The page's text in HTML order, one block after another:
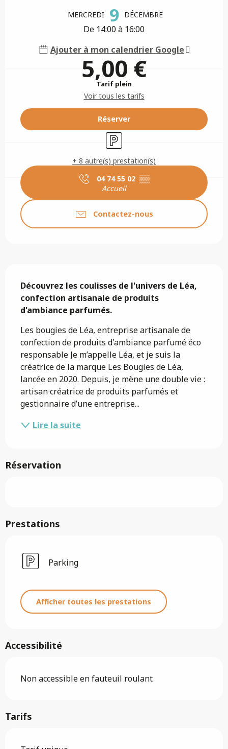
MERCREDI 9 DÉCEMBRE
De 14:00 à 16:00
Ajouter à mon calendrier Google
5,00 €
Tarif plein
Voir tous les tarifs
Réserver
Parking
+ 8 autre(s) prestation(s)
04 74 55 02 ▒▒
Accueil
Contactez-nous
Découvrez les coulisses de l'univers de Léa,
confection artisanale de produits
d'ambiance parfumés.
Les bougies de Léa, entreprise artisanale de
confection de produits d'ambiance parfumé éco
responsable Je m’appelle Léa, et je suis la
créatrice de la marque Les Bougies de Léa,
lancée en 2020. Depuis, je mène une double vie :
artisan créatrice de produits parfumés et
gestionnaire d’une entreprise...
Lire la suite
Réservation
Prestations
Parking
Afficher toutes les prestations
Accessibilité
Non accessible en fauteuil roulant
Tarifs